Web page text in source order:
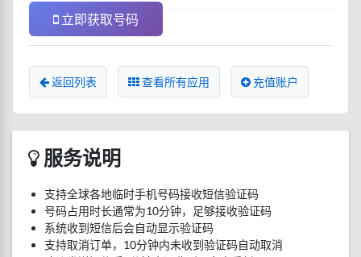
立即获取号码
返回列表 查看所有应用 充值账户
服务说明
支持全球各地临时手机号码接收短信验证码
号码占用时长通常为10分钟，足够接收验证码
系统收到短信后会自动显示验证码
支持取消订单，10分钟内未收到验证码自动取消